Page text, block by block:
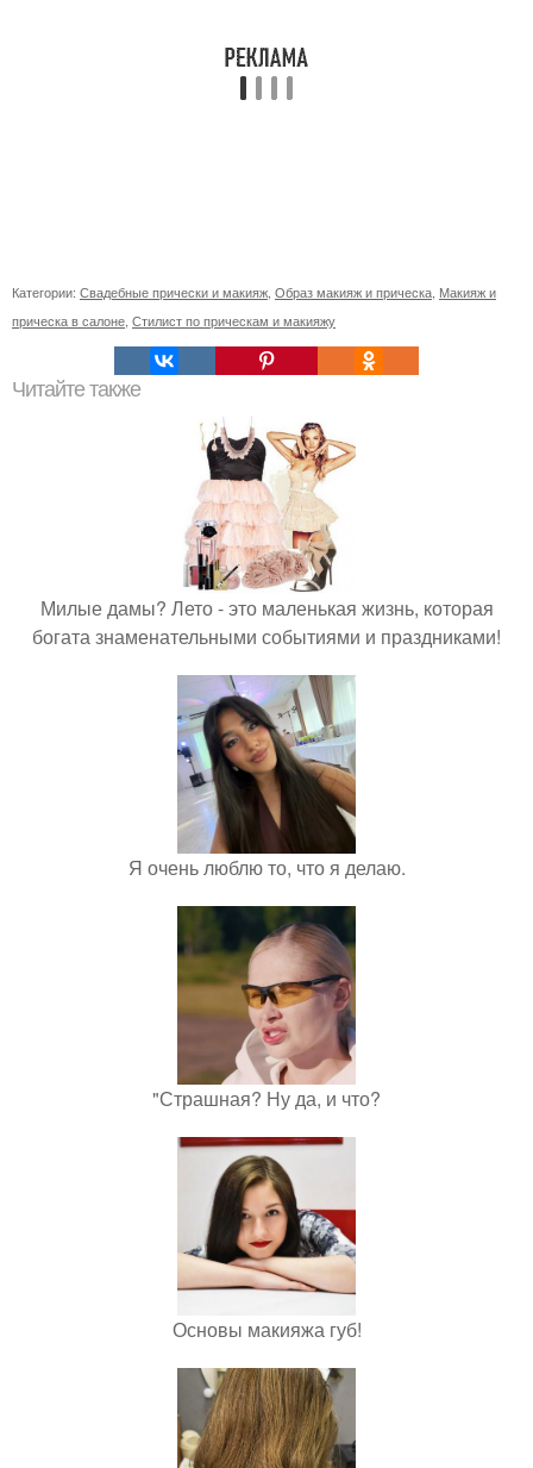
Категории: Свадебные прически и макияж Образ макияж и прическа Макияж и
прическа в салоне Стилист по прическам и макияжу
Читайте также
Милые дамы? Лето - это маленькая жизнь, которая
богата знаменательными событиями и праздниками!
Я очень люблю то, что я делаю.
"Страшная? Ну да, и что?
Основы макияжа губ!